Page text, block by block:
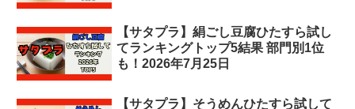
【サタプラ】絹ごし豆腐ひたすら試し
てランキングトップ5結果 部門別1位
も！2026年7月25日
【サタプラ】そうめんひたすら試して